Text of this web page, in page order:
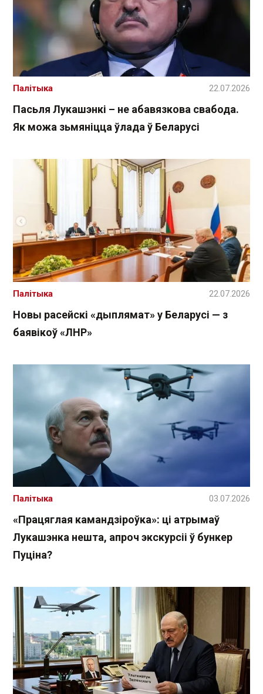
Пасьля Лукашэнкі – не абавязкова свабода.
Як можа зьмяніцца ўлада ў Беларусі
Палітыка 22.07.2026
Новы расейскі «дыплямат» у Беларусі — з
баявікоў «ЛНР»
Палітыка 22.07.2026
«Працяглая камандзіроўка»: ці атрымаў
Лукашэнка нешта, апроч экскурсіі ў бункер
Пуціна?
Палітыка 03.07.2026